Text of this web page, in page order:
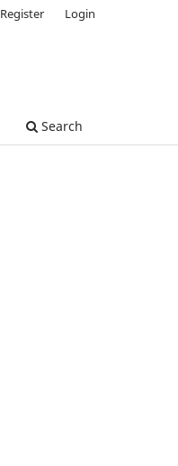
Search
Register Login